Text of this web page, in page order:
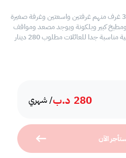
280 د.ب/ شهري
الآن
شقة للإيجار بمنطقة سند مكونة من 3 غرف منهم غرفتين واسعتين وغرفة صغيرة
كبير وبلكونة ويوجد مصعد ومواقف
مغطاه للسيارات وكاميرات مراقبة أمنية مناسبة جدا للعائلات مطلوب 280 دينار